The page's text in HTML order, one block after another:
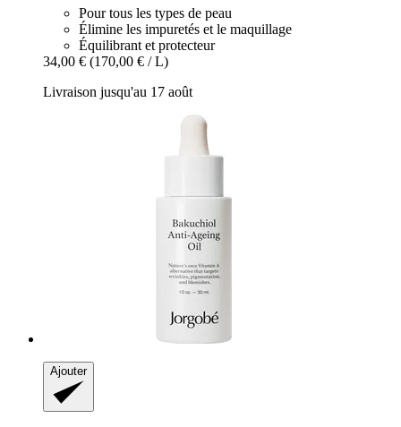
Pour tous les types de peau
Élimine les impuretés et le maquillage
Équilibrant et protecteur
34,00 € (170,00 € / L)
Livraison jusqu'au 17 août
Ajouter